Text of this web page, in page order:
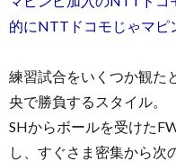
的にNTTドコモじゃマピ
練習試合をいくつか観た
央で勝負するスタイル。
SHからボールを受けた
し、すぐさま密集から次